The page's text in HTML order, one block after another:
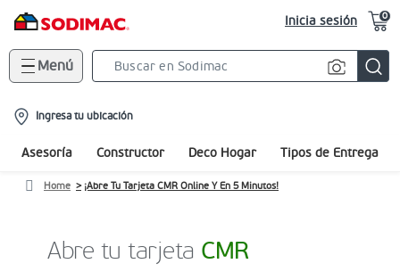
Inicia sesión 0
Menú
location-
icon
Ingresa tu ubicación
Asesoría Constructor Deco Hogar Tipos de Entrega
Home ¡Abre Tu Tarjeta CMR Online Y En 5 Minutos!
Abre tu tarjeta CMR